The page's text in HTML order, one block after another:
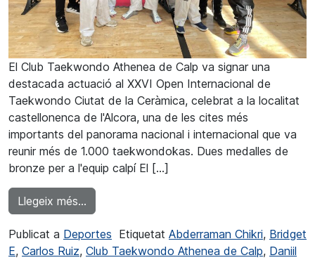
El Club Taekwondo Athenea de Calp va signar una
destacada actuació al XXVI Open Internacional de
Taekwondo Ciutat de la Ceràmica, celebrat a la localitat
castellonenca de l'Alcora, una de les cites més
importants del panorama nacional i internacional que va
reunir més de 1.000 taekwondokas. Dues medalles de
bronze per a l'equip calpí El […]
Llegeix més…
Publicat a Deportes Etiquetat Abderraman Chikri, Bridget
E, Carlos Ruiz, Club Taekwondo Athenea de Calp, Daniil